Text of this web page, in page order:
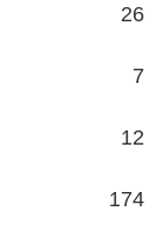
26
7
12
174